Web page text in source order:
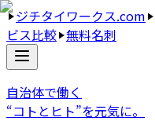
ジチタイワークス.com
ビス比較 無料名刺
自治体で働く
“コトとヒト”を元気に。